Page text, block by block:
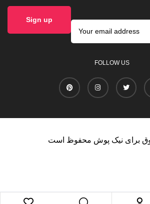
FOLLOW US
برای نیک پوش محفوظ است